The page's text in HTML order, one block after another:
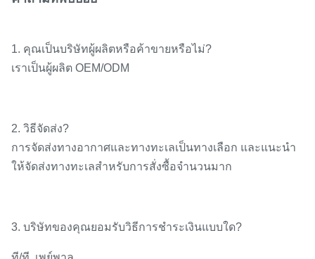
1. คุณเป็นบริษัทผู้ผลิตหรือค้าขายหรือไม่?
เราเป็นผู้ผลิต OEM/ODM
2. วิธีจัดส่ง?
การจัดส่งทางอากาศและทางทะเลเป็นทางเลือก และแนะนำ
ให้จัดส่งทางทะเลสำหรับการสั่งซื้อจำนวนมาก
3. บริษัทของคุณยอมรับวิธีการชำระเงินแบบใด?